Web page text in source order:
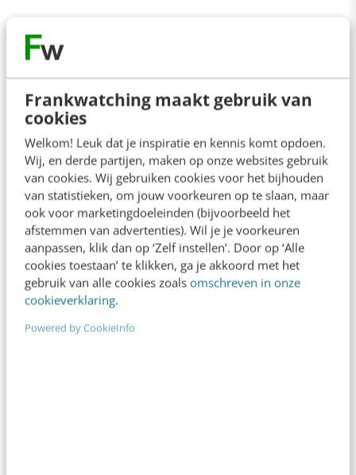
Frankwatching maakt gebruik van
cookies
Welkom! Leuk dat je inspiratie en kennis komt opdoen.
Wij, en derde partijen, maken op onze websites gebruik
van cookies. Wij gebruiken cookies voor het bijhouden
van statistieken, om jouw voorkeuren op te slaan, maar
ook voor marketingdoeleinden (bijvoorbeeld het
afstemmen van advertenties). Wil je je voorkeuren
aanpassen, klik dan op ‘Zelf instellen’. Door op ‘Alle
cookies toestaan’ te klikken, ga je akkoord met het
gebruik van alle cookies zoals omschreven in onze
cookieverklaring.
Powered by CookieInfo
MARKETING
#eDay11: Every company is a media
company
Gisteren was het weer tijd voor Emerce eDay.
Naast het koffiedrinken en bijpraten met bekenden
was er natuurlijk ook een uitgebreid programma…